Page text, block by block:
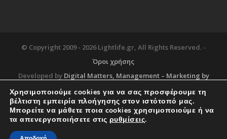
© Copyright 2009 - 2026 Lightlife.gr, All Rights Reserved. -
Όροι χρήσης
Developed by Digital Matters, Management – Marketing by
Blog About Services
Corporate Support
Χρησιμοποιούμε cookies για να σας προσφέρουμε τη
βέλτιστη εμπειρία πλοήγησης στον ιστότοπό μας.
Μπορείτε να μάθετε ποια cookies χρησιμοποιούμε ή να
τα απενεργοποιήσετε στις ρυθμίσεις.